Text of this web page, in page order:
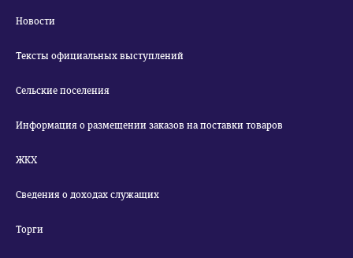
Новости
Тексты официальных выступлений
Сельские поселения
Информация о размещении заказов на поставки товаров
ЖКХ
Сведения о доходах служащих
Торги